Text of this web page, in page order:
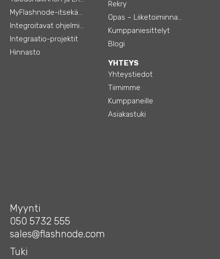
MyFlashnode-itsekäyttö-automaatio
Integroitavat ohjelmistot
Integraatio-projektit
Hinnasto
Rekry
Opas – Liiketoiminnan tehostamiseen
Kumppaniesittelyt
Blogi
YHTEYS
Yhteystiedot
Tiimimme
Kumppaneille
Asiakastuki
Myynti
050 5732 555
sales@flashnode.com
Tuki